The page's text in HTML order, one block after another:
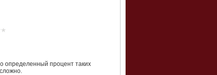
определенный процент таких